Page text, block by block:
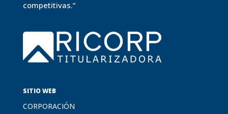
competitivas.”
SITIO WEB
CORPORACIÓN